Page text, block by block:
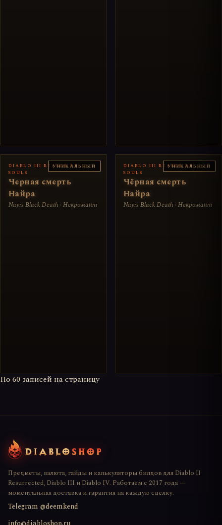
УНИКАЛЬНЫЙ
DIABLO III REAPER OF
SOULS
Черная смерть
Найра
Nayrs Black Death · Некромант
УНИКАЛЬНЫЙ
DIABLO III REAPER OF
SOULS
Чёрная смерть
Найра
Nayrs Black Death · Некромант
По 60 записей на страницу
Предметы, валюта, гайды и калькуляторы билдов для Diablo II
Resurrected, Diablo III и Diablo IV. Работаем с 2017 года —
моментальная доставка и гарантия на каждую сделку.
Telegram @deemkend